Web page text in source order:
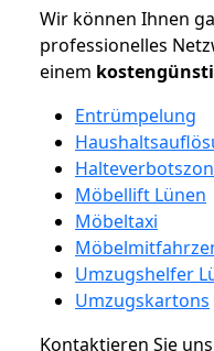
Wir können Ihnen
professionelles
einem
Entrümpelung
Möbellift Lünen
Möbeltaxi
Umzugshelfer
Umzugskartons
Kontaktieren Sie